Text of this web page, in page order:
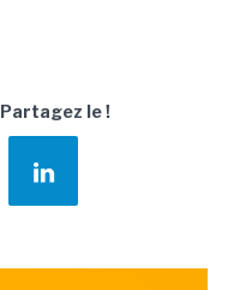
Partagez le !